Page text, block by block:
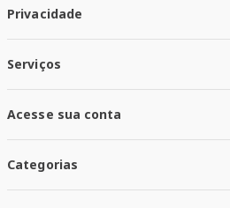
Trabalhe conosco
Responsabilidade Social
Nossas Lojas
Privacidade
Política de Entrega
Trocas e Devoluções
Serviços
Santa Mais Exames
Santa Mais Serviços
Santa Mais Convenios
Acesse sua conta
Meus Pedidos
Categorias